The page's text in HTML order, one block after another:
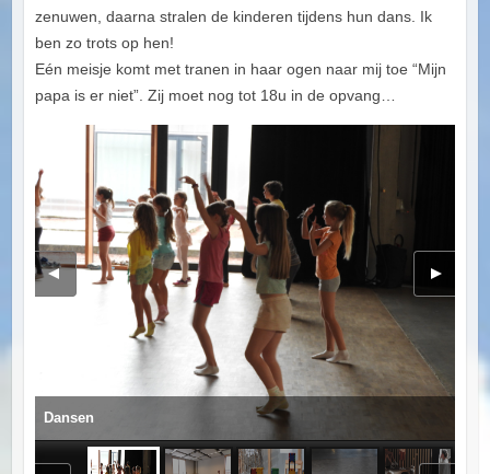
zenuwen, daarna stralen de kinderen tijdens hun dans. Ik
ben zo trots op hen!
Eén meisje komt met tranen in haar ogen naar mij toe “Mijn
papa is er niet”. Zij moet nog tot 18u in de opvang…
Dansen